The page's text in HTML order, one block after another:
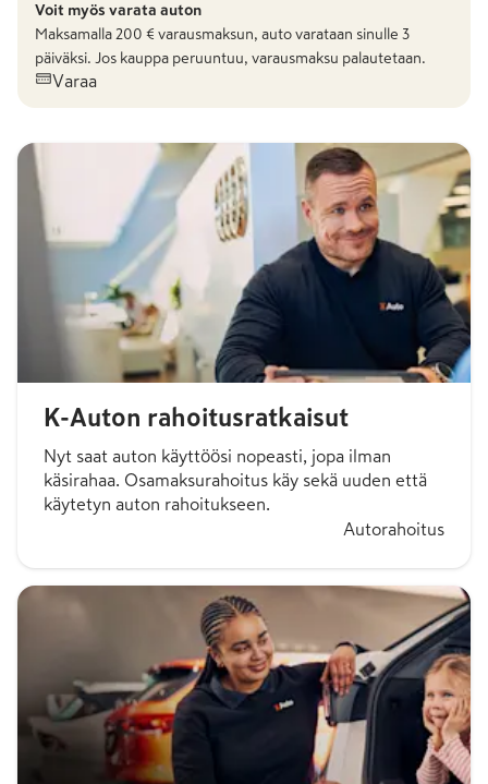
Voit myös varata auton
Maksamalla 200 € varausmaksun, auto varataan sinulle 3
päiväksi. Jos kauppa peruuntuu, varausmaksu palautetaan.
Varaa
K-Auton rahoitusratkaisut
Nyt saat auton käyttöösi nopeasti, jopa ilman
käsirahaa. Osamaksurahoitus käy sekä uuden että
käytetyn auton rahoitukseen.
Autorahoitus